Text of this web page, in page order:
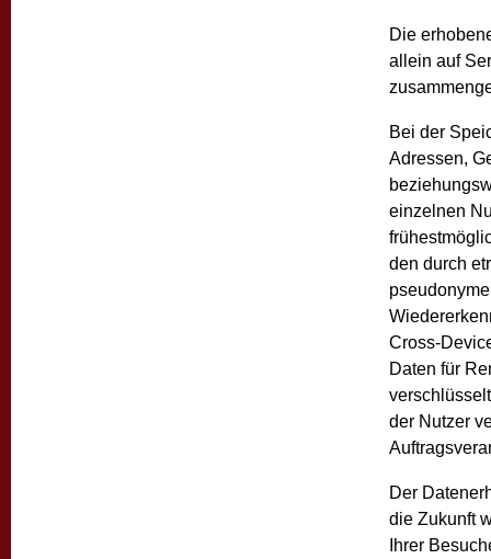
Die
allein auf
Bei der
Adressen,
einzelnen
den durch
Cross-
Daten für
der Nutzer
Der
die Zukunft
Ihrer